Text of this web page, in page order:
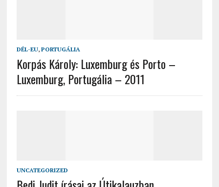
DÉL-EU, PORTUGÁLIA
Korpás Károly: Luxemburg és Porto –
Luxemburg, Portugália – 2011
UNCATEGORIZED